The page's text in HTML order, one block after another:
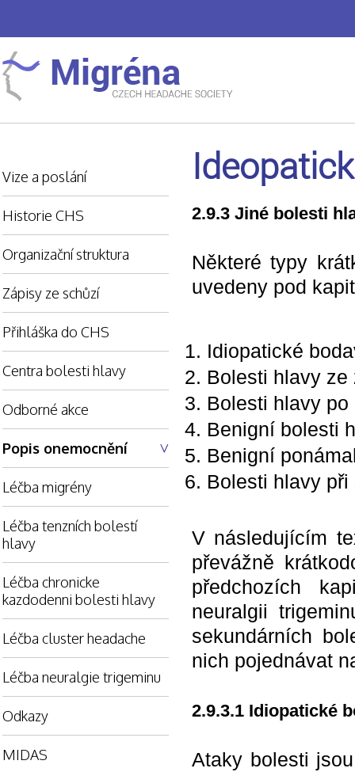
2.9.3 Jiné bolesti
Některé typy
uvedeny pod
Idiopatické
Bolesti hlavy
Bolesti hlavy
Benigní bolesti
Benigní
Bolesti hlavy
V následujícím
převážně
předchozích
neuralgii
sekundárních
nich pojednávat
2.9.3.1 Idiopatické
Ataky bolesti
Vize a poslání
Historie CHS
Organizační struktura
Zápisy ze schůzí
Přihláška do CHS
Centra bolesti hlavy
Odborné akce
Popis onemocnění
Léčba migrény
Léčba tenzních bolestí
hlavy
Léčba chronicke
kazdodenni bolesti hlavy
Léčba cluster headache
Léčba neuralgie trigeminu
Odkazy
MIDAS